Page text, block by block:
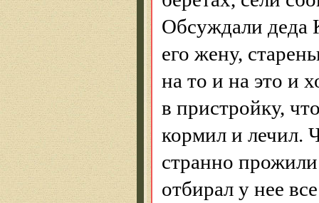
Обсуждали деда
его жену,
на то и на это и
в пристройку,
кормил и лечил.
странно
отбирал у нее